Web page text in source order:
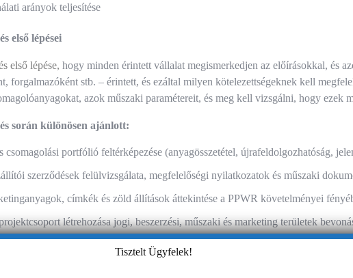
arányok teljesítése
első lépései
első lépése, hogy minden érintett vállalat megismerkedjen az előírásokkal, és
forgalmazóként stb. – érintett, és ezáltal milyen kötelezettségeknek kell
azok műszaki paramétereit, és meg kell vizsgálni, hogy ezek
során különösen ajánlott:
csomagolási portfólió feltérképezése (anyagösszetétel, újrafeldolgozhatóság,
szerződések felülvizsgálata, megfelelőségi nyilatkozatok és műszaki
címkék és zöld állítások áttekintése a PPWR követelményei
létrehozása jogi, beszerzési, műszaki és marketing területek
meg.
Tisztelt Ügyfelek!